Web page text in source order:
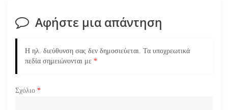
η
ά
θ
Αφήστε μια απάντηση
Η ηλ. διεύθυνση σας δεν δημοσιεύεται. Τα υποχρεωτικά
πεδία σημειώνονται με *
Σχόλιο *